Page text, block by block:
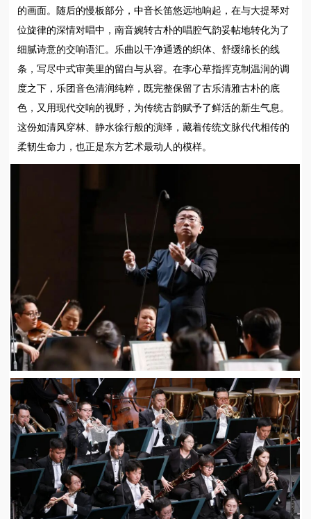
的画面。随后的慢板部分，中音长笛悠远地响起，在与大提琴对
位旋律的深情对唱中，南音婉转古朴的唱腔气韵妥帖地转化为了
细腻诗意的交响语汇。乐曲以干净通透的织体、舒缓绵长的线
条，写尽中式审美里的留白与从容。在李心草指挥克制温润的调
度之下，乐团音色清润纯粹，既完整保留了古乐清雅古朴的底
色，又用现代交响的视野，为传统古韵赋予了鲜活的新生气息。
这份如清风穿林、静水徐行般的演绎，藏着传统文脉代代相传的
柔韧生命力，也正是东方艺术最动人的模样。